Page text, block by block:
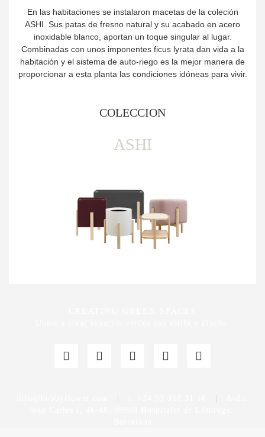
En las habitaciones se instalaron macetas de la coleción
ASHI. Sus patas de fresno natural y su acabado en acero
inoxidable blanco, aportan un toque singular al lugar.
Combinadas con unos imponentes ficus lyrata dan vida a la
habitación y el sistema de auto-riego es la mejor manera de
proporcionar a esta planta las condiciones idóneas para vivir.
COLECCION
ASHI